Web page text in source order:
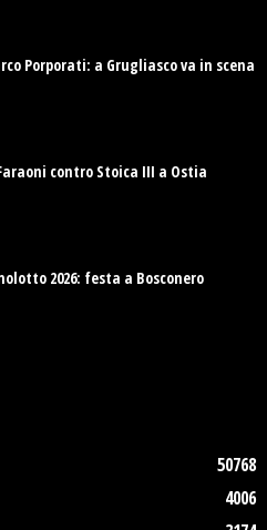
Porporati: a Grugliasco va in scena
Faraoni contro Stoica III a Ostia
2026: festa a Bosconero
50768
4006